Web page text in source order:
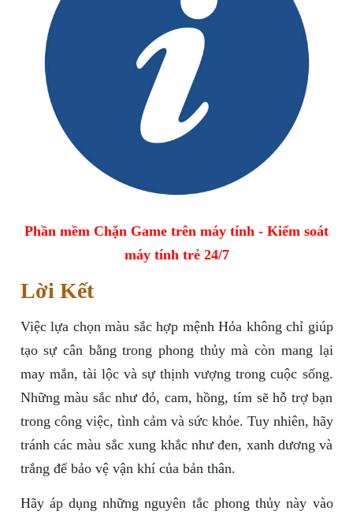
Phần mềm Chặn Game trên máy tính - Kiểm soát
máy tính trẻ 24/7
Lời Kết
Việc lựa chọn màu sắc hợp mệnh Hỏa không chỉ giúp
tạo sự cân bằng trong phong thủy mà còn mang lại
may mắn, tài lộc và sự thịnh vượng trong cuộc sống.
Những màu sắc như đỏ, cam, hồng, tím sẽ hỗ trợ bạn
trong công việc, tình cảm và sức khỏe. Tuy nhiên, hãy
tránh các màu sắc xung khắc như đen, xanh dương và
trắng để bảo vệ vận khí của bản thân.
Hãy áp dụng những nguyên tắc phong thủy này vào